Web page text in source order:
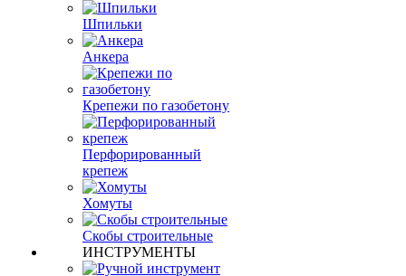
Шпильки
Анкера
Крепежи по газобетону
Перфорированный
крепеж
Хомуты
Скобы строительные
ИНСТРУМЕНТЫ